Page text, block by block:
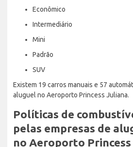
Econômico
Intermediário
Mini
Padrão
SUV
Existem 19 carros manuais e 57
aluguel no Aeroporto Princess Juliana.
Políticas de
pelas empresas de
no Aeroporto